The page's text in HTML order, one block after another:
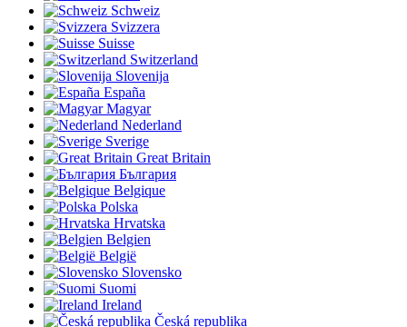
Schweiz
Svizzera
Suisse
Switzerland
Slovenija
España
Magyar
Nederland
Sverige
Great Britain
България
Belgique
Polska
Hrvatska
Belgien
België
Slovensko
Suomi
Ireland
Česká republika